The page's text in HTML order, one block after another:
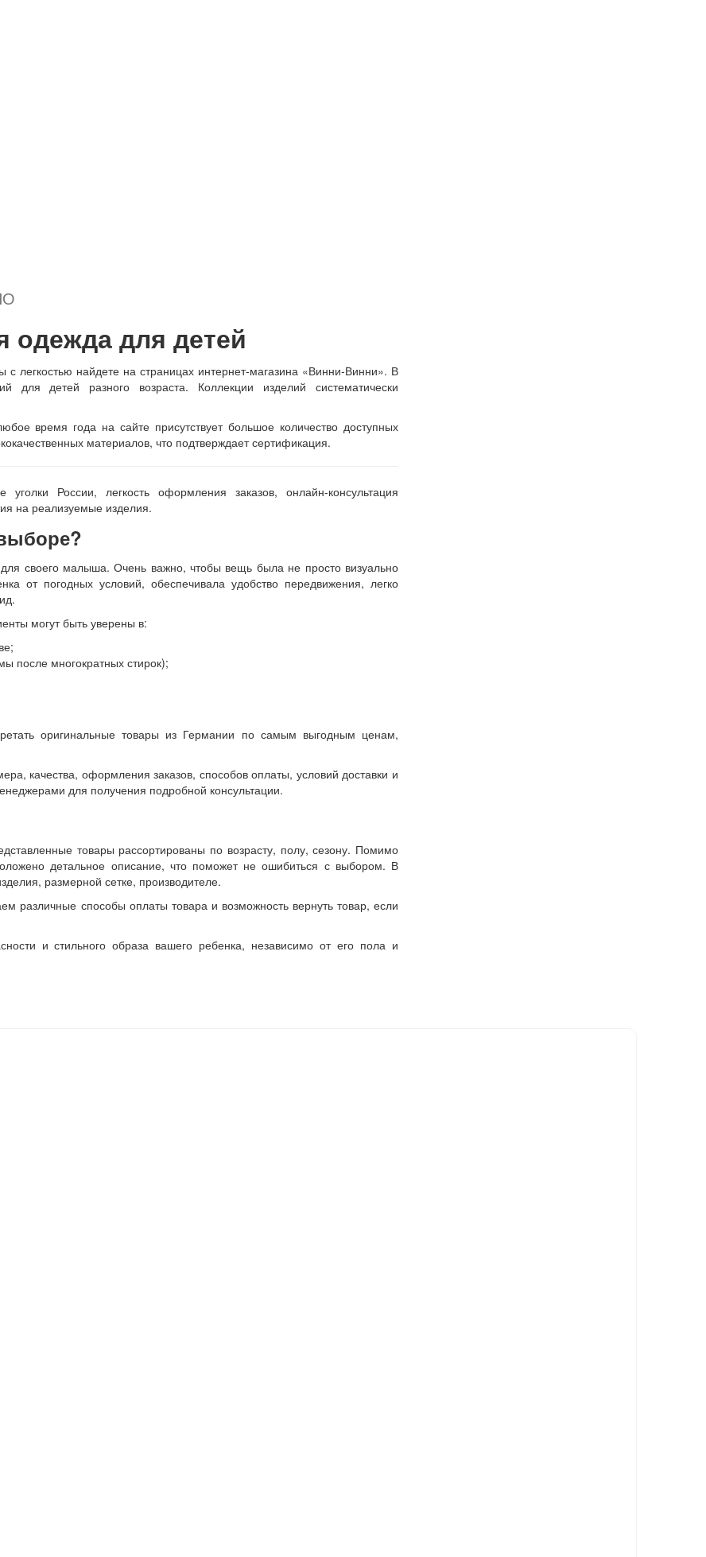
одежда для детей
с легкостью найдете на страницах интернет-магазина «Винни-Винни». В
для детей разного возраста. Коллекции изделий систематически
время года на сайте присутствует большое количество доступных
материалов, что подтверждает сертификация.
России, легкость оформления заказов, онлайн-консультация
на реализуемые изделия.
своего малыша. Очень важно, чтобы вещь была не просто визуально
от погодных условий, обеспечивала удобство передвижения, легко
могут быть уверены в:
после многократных стирок);
оригинальные товары из Германии по самым выгодным ценам,
качества, оформления заказов, способов оплаты, условий доставки и
для получения подробной консультации.
товары рассортированы по возрасту, полу, сезону. Помимо
детальное описание, что поможет не ошибиться с выбором. В
размерной сетке, производителе.
различные способы оплаты товара и возможность вернуть товар, если
и стильного образа вашего ребенка, независимо от его пола и